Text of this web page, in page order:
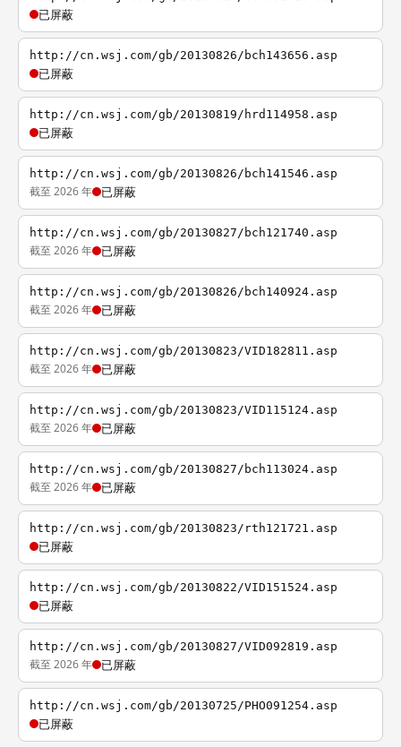
已屏蔽
http://cn.wsj.com/gb/20130826/bch143656.asp
已屏蔽
http://cn.wsj.com/gb/20130819/hrd114958.asp
已屏蔽
http://cn.wsj.com/gb/20130826/bch141546.asp
截至 2026 年 已屏蔽
http://cn.wsj.com/gb/20130827/bch121740.asp
截至 2026 年 已屏蔽
http://cn.wsj.com/gb/20130826/bch140924.asp
截至 2026 年 已屏蔽
http://cn.wsj.com/gb/20130823/VID182811.asp
截至 2026 年 已屏蔽
http://cn.wsj.com/gb/20130823/VID115124.asp
截至 2026 年 已屏蔽
http://cn.wsj.com/gb/20130827/bch113024.asp
截至 2026 年 已屏蔽
http://cn.wsj.com/gb/20130823/rth121721.asp
已屏蔽
http://cn.wsj.com/gb/20130822/VID151524.asp
已屏蔽
http://cn.wsj.com/gb/20130827/VID092819.asp
截至 2026 年 已屏蔽
http://cn.wsj.com/gb/20130725/PHO091254.asp
已屏蔽